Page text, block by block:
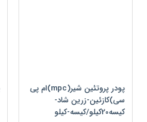
پودر پروتئین شیر(mpc)ام پی
سی)کازئین-زرین شاد-
کیسه20کیلو/کیسه-کیلو